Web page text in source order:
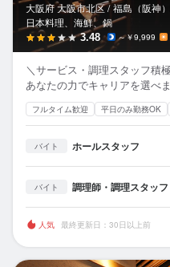
大阪府 大阪市北区 / 福島（阪神）
日本料理、海鮮、鍋
3.48 ～￥9,999
＼サービス・調理スタッフ積
あなたの力でキャリアを選べ
フルタイム歓迎 平日のみ勤務OK
バイト ホールスタッフ
バイト 調理師・調理スタッフ
人気 最終更新日：30日以上前